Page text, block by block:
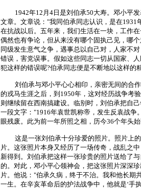
1942年12 月 4 日是刘伯承50大寿。邓小平
文章。文章说： "我同伯承同志认识，是在1931
在抗战以后。五年来，我们生活在一块，工作
偶然也有争论，但从来没有哪个固执己见，哪
同级发生意气之争，遇事总以自己对，人家不
错误，害党误事。假如这些同志一切从国家、
犯这样的错误呢?伯承同志便是不断地以这样的
刘伯承与邓小平心心相印，亲密无间的合
的戎马生涯之后，到 1950年，这对经历战争考
则继续留在西南搞建设。临别时，刘伯承把自
一段文字： "1916年袁世凯称帝，发生反袁战争
眼残废。此为前一年所照之相，历今36个年头
这是一张刘伯承十分珍爱的照片。照片上
片。这张照片本身又经历了一场传奇，战乱之
新得到。刘伯承把这样一张珍贵的照片送给了
的。对此，邓小平心领神会，把这张照片深深
片。他说： "伯承久病，终于不治。我和他长期
一生。在辛亥革命后的护法战争中，他就是‘手